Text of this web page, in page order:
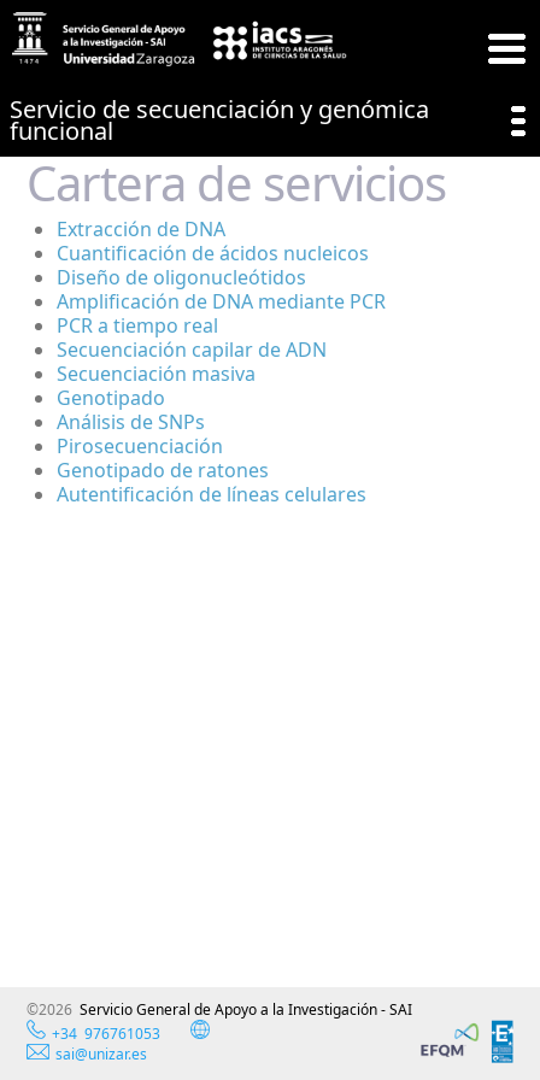
Servicio de secuenciación y genómica
funcional
Cartera de servicios
Extracción de DNA
Cuantificación de ácidos nucleicos
Diseño de oligonucleótidos
Amplificación de DNA mediante PCR
PCR a tiempo real
Secuenciación capilar de ADN
Secuenciación masiva
Genotipado
Análisis de SNPs
Pirosecuenciación
Genotipado de ratones
Autentificación de líneas celulares
©2026Servicio General de Apoyo a la Investigación - SAI
+34 976761053
sai@unizar.es